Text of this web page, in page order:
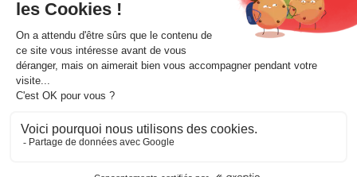
des nouveautés et remises spéciales.
Conditions générale de vente